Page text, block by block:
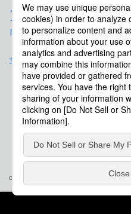
サイトマップ
Copyright © Saison Technology Co., Ltd. All Rights Reserved.